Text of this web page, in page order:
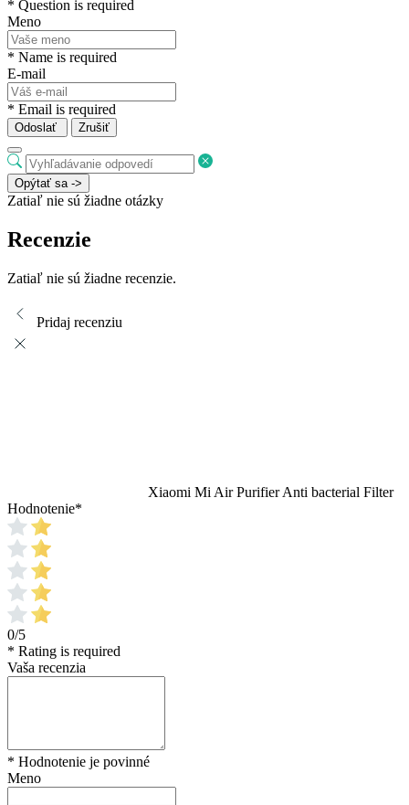
* Question is required
Meno
* Name is required
E-mail
* Email is required
Odoslať Zrušiť
Opýtať sa ->
Zatiaľ nie sú žiadne otázky
Recenzie
Zatiaľ nie sú žiadne recenzie.
Pridaj recenziu
Xiaomi Mi Air Purifier Anti bacterial Filter
Hodnotenie*
0/5
* Rating is required
Vaša recenzia
* Hodnotenie je povinné
Meno